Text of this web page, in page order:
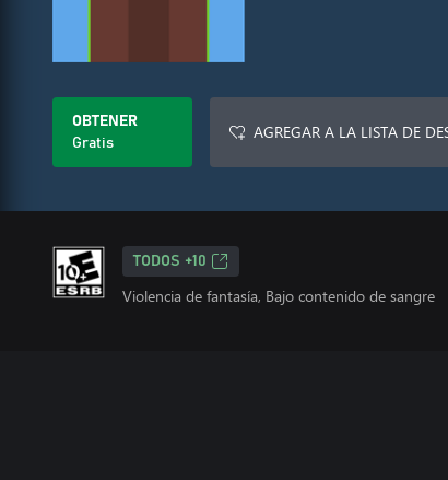
OBTENER
Gratis
AGREGAR A LA LISTA DE
TODOS +10
Violencia de fantasía, Bajo contenido de sangre